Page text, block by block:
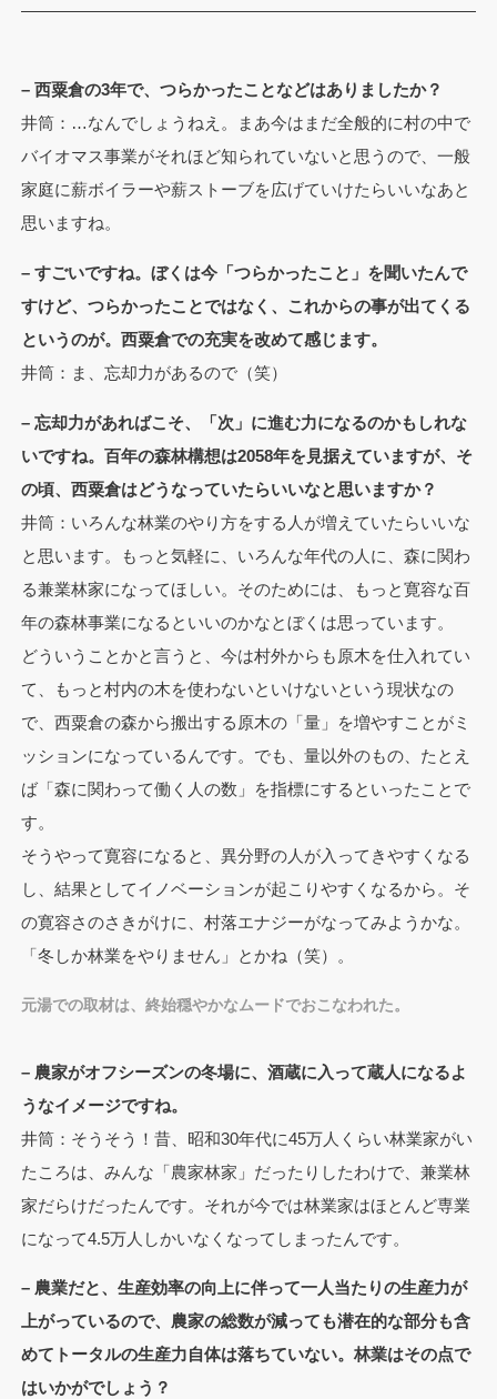
– 西粟倉の3年で、つらかったことなどはありましたか？
井筒：…なんでしょうねえ。まあ今はまだ全般的に村の中で
バイオマス事業がそれほど知られていないと思うので、一般
家庭に薪ボイラーや薪ストーブを広げていけたらいいなあと
思いますね。
– すごいですね。ぼくは今「つらかったこと」を聞いたんで
すけど、つらかったことではなく、これからの事が出てくる
というのが。西粟倉での充実を改めて感じます。
井筒：ま、忘却力があるので（笑）
– 忘却力があればこそ、「次」に進む力になるのかもしれな
いですね。百年の森林構想は2058年を見据えていますが、そ
の頃、西粟倉はどうなっていたらいいなと思いますか？
井筒：いろんな林業のやり方をする人が増えていたらいいな
と思います。もっと気軽に、いろんな年代の人に、森に関わ
る兼業林家になってほしい。そのためには、もっと寛容な百
年の森林事業になるといいのかなとぼくは思っています。
どういうことかと言うと、今は村外からも原木を仕入れてい
て、もっと村内の木を使わないといけないという現状なの
で、西粟倉の森から搬出する原木の「量」を増やすことがミ
ッションになっているんです。でも、量以外のもの、たとえ
ば「森に関わって働く人の数」を指標にするといったことで
す。
そうやって寛容になると、異分野の人が入ってきやすくなる
し、結果としてイノベーションが起こりやすくなるから。そ
の寛容さのさきがけに、村落エナジーがなってみようかな。
「冬しか林業をやりません」とかね（笑）。
元湯での取材は、終始穏やかなムードでおこなわれた。
– 農家がオフシーズンの冬場に、酒蔵に入って蔵人になるよ
うなイメージですね。
井筒：そうそう！昔、昭和30年代に45万人くらい林業家がい
たころは、みんな「農家林家」だったりしたわけで、兼業林
家だらけだったんです。それが今では林業家はほとんど専業
になって4.5万人しかいなくなってしまったんです。
– 農業だと、生産効率の向上に伴って一人当たりの生産力が
上がっているので、農家の総数が減っても潜在的な部分も含
めてトータルの生産力自体は落ちていない。林業はその点で
はいかがでしょう？